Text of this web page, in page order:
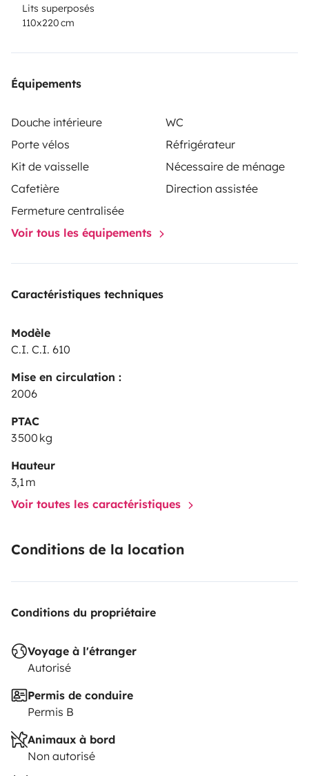
Lits superposés
110x220 cm
Équipements
Douche intérieure
WC
Porte vélos
Réfrigérateur
Kit de vaisselle
Nécessaire de ménage
Cafetière
Direction assistée
Fermeture centralisée
Voir tous les équipements
Caractéristiques techniques
Modèle
C.I. C.I. 610
Mise en circulation :
2006
PTAC
3 500 kg
Hauteur
3,1 m
Voir toutes les caractéristiques
Conditions de la location
Conditions du propriétaire
Voyage à l'étranger
Autorisé
Permis de conduire
Permis B
Animaux à bord
Non autorisé